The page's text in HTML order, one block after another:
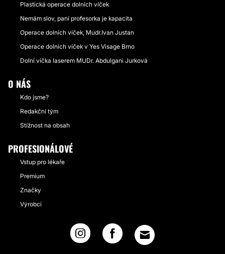
Plastická operace dolních víček
Nemám slov, paní profesorka je kapacita
Operace dolních víček, Mudr.Ivan Justan
Operace dolních víček v Yes Visage Brno
Dolní víčka laserem MUDr. Abdulgani Jurková
O NÁS
Kdo jsme?
Redakční tým
Stížnost na obsah
PROFESIONÁLOVÉ
Vstup pro lékaře
Premium
Značky
Výrobci